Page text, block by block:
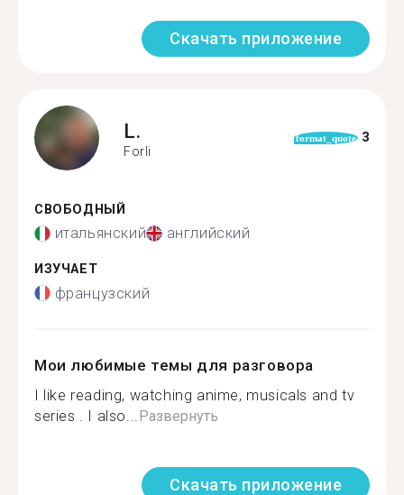
Скачать приложение
L.
Forli
format_quote 3
СВОБОДНЫЙ
итальянский английский
ИЗУЧАЕТ
французский
Мои любимые темы для разговора
I like reading, watching anime, musicals and tv
series . I also... Развернуть
Скачать приложение